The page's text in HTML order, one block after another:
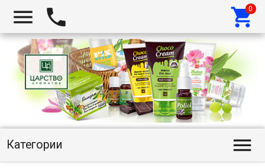
  
Категории 